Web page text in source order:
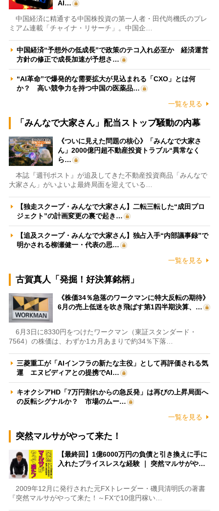
AI…
中国経済に精通する中国株投資の第一人者・田代尚機氏のプレ
ミアム連載「チャイナ・リサーチ」。中国企…
中国経済“予想外の低成長”で政策のテコ入れ必至か 経済運営
方針の修正で成長加速が予想さ…
“AI革命”で爆発的な需要拡大が見込まれる「CXO」とは何
か？ 高い競争力を持つ中国の医薬品…
一覧を見る
「みんなで大家さん」配当ストップ騒動の内幕
《ついに見えた問題の核心》「みんなで大家さ
ん」2000億円超不動産投資トラブル“異常なく
ら…
本誌『週刊ポスト』が追及してきた不動産投資商品「みんなで
大家さん」がいよいよ最終局面を迎えている…
【独走スクープ・みんなで大家さん】二転三転した“成田プロ
ジェクト”の計画変更の裏で起き…
【追及スクープ・みんなで大家さん】独占入手“内部議事録”で
明かされる柳瀬健一・代表の思…
一覧を見る
古賀真人「発掘！好決算銘柄」
《株価34％急落のワークマンに特大反転の期待》
6月の売上低迷を吹き飛ばす第1四半期決算、…
6月3日に8330円をつけたワークマン（東証スタンダード・
7564）の株価は、わずか1カ月あまりで約34％下落…
三菱重工が「AIインフラの新たな主役」として再評価される気
運 エヌビディアとの提携でAI…
キオクシアHD「7万円割れからの急反発」は再びの上昇局面へ
の反転シグナルか？ 市場のムー…
一覧を見る
突然マルサがやって来た！
【最終回】1億6000万円の負債と引き換えに手に
入れたプライスレスな経験 ｜ 突然マルサがや…
2009年12月に発行された元FXトレーダー・磯貝清明氏の著書
『突然マルサがやって来た！～FXで10億円稼い…